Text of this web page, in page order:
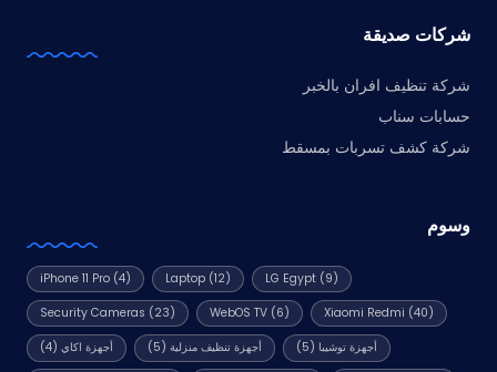
شركات صديقة
شركة تنظيف افران بالخبر
حسابات سناب
شركة كشف تسربات بمسقط
وسوم
iPhone 11 Pro (4) Laptop(12) LG Egypt(9)
Security Cameras (23) WebOS TV(6) Xiaomi Redmi (40)
أجهزة اكاي(4) أجهزة تنظيف منزلية (5) أجهزة توشيبا (5)